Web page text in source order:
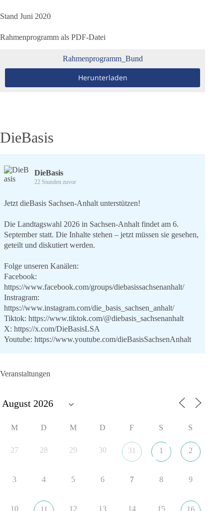
Stand Juni 2020
Rahmenprogramm als PDF-Datei
Rahmenprogramm_Bund
Herunterladen
DieBasis
DieBasis
22 Stunden zuvor
Jetzt dieBasis Sachsen-Anhalt unterstützen!
Die Landtagswahl 2026 in Sachsen-Anhalt findet am 6.
September statt. Die Inhalte stehen – jetzt müssen sie gesehen,
geteilt und diskutiert werden.
Folge unseren Kanälen:
Facebook:
https://www.facebook.com/groups/diebasissachsenanhalt/
Instragram:
https://www.instagram.com/die_basis_sachsen_anhalt/
Tiktok: https://www.tiktok.com/@diebasis_sachsenanhalt
X: https://x.com/DieBasisLSA
Youtube: https://www.youtube.com/dieBasisSachsenAnhalt
lohnt, dieBasis zu wählen.
22 Auf Facebook ansehen
DieBasis
Veranstaltungen
M D M D F S S
27 28 29 30 31 1 2
3 4 5 6 7 8 9
10 11 12 13 14 15 16